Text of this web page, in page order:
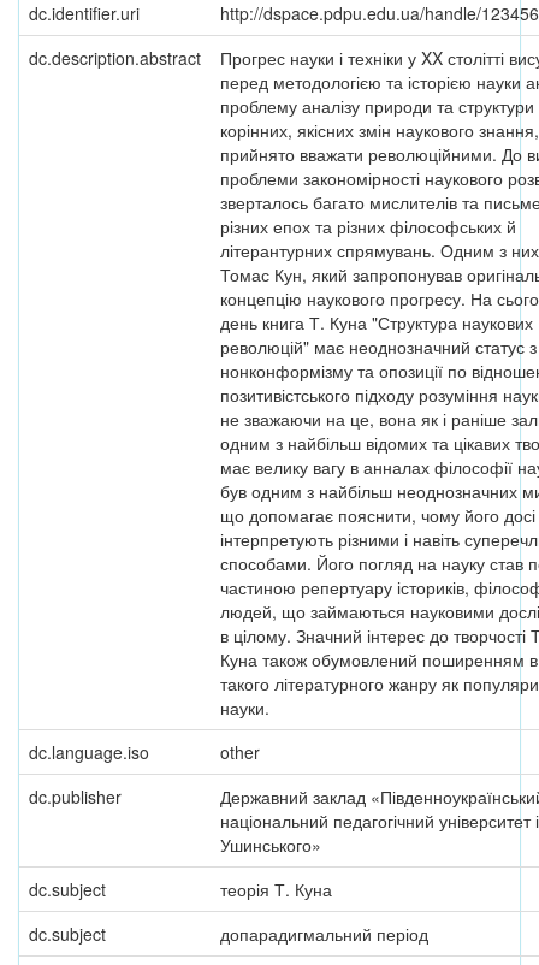
dc.identifier.uri
http://dspace.pdpu.edu.ua/handle/
dc.description.abstract
Прогрес науки і техніки у XX столітті
перед методологією та історією науки
проблему аналізу природи та структури
корінних, якісних змін наукового знання,
прийнято вважати революційними. До
проблеми закономірності наукового
зверталось багато мислителів та
різних епох та різних філософських й
літерантурних спрямувань. Одним з
Томас Кун, який запропонував
концепцію наукового прогресу. На
день книга Т. Куна "Структура наукових
революцій" має неоднозначний статус з
нонконформізму та опозиції по
позитивістського підходу розуміння
не зважаючи на це, вона як і раніше
одним з найбільш відомих та цікавих
має велику вагу в анналах філософії
був одним з найбільш неоднозначних
що допомагає пояснити, чому його досі
інтерпретують різними і навіть
способами. Його погляд на науку став
частиною репертуару істориків,
людей, що займаються науковими
в цілому. Значний інтерес до творчості
Куна також обумовлений поширенням
такого літературного жанру як
науки.
dc.language.iso
other
dc.publisher
Державний заклад
національний педагогічний університет
Ушинського»
dc.subject
теорія Т. Куна
dc.subject
допарадигмальний період